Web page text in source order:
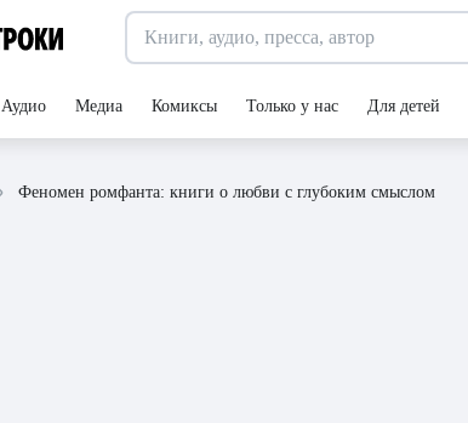
Аудио Медиа Комиксы Только у нас Для детей
Феномен ромфанта: книги о любви с глубоким смыслом